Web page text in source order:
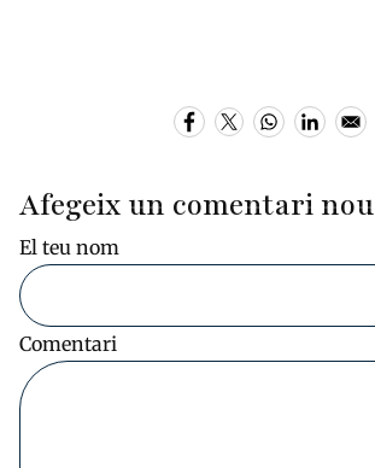
Afegeix un comentari nou
El teu nom
Comentari